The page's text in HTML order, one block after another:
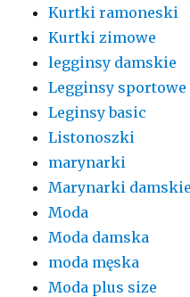
Kurtki ramoneski
Kurtki zimowe
legginsy damskie
Legginsy sportowe
Leginsy basic
Listonoszki
marynarki
Marynarki damskie
Moda
Moda damska
moda męska
Moda plus size